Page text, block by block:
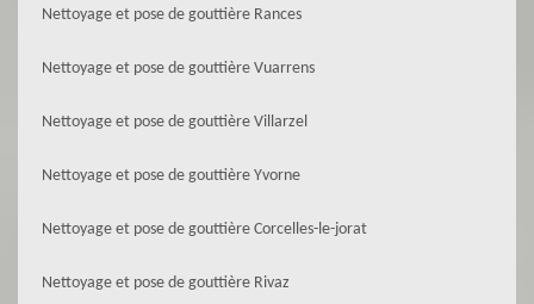
Nettoyage et pose de gouttière Rances
Nettoyage et pose de gouttière Vuarrens
Nettoyage et pose de gouttière Villarzel
Nettoyage et pose de gouttière Yvorne
Nettoyage et pose de gouttière Corcelles-le-jorat
Nettoyage et pose de gouttière Rivaz